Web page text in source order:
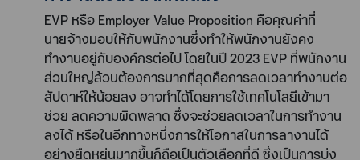
EVP หรือ Employer Value Proposition คือคุณค่าที่
นายจ้างมอบให้กับพนักงานซึ่งทำให้พนักงานยังคง
ทำงานอยู่กับองค์กรต่อไป โดยในปี 2023 EVP ที่พนักงาน
ส่วนใหญ่ล้วนต้องการมากที่สุดคือการลดเวลาทำงานต่อ
สัปดาห์ให้น้อยลง อาจทำได้โดยการใช้เทคโนโลยีเข้ามา
ช่วย ลดความผิดพลาด ซึ่งจะช่วยลดเวลาในการทำงาน
ลงได้ หรือในอีกทางหนึ่งการให้โอกาสในการลางานได้
อย่างยืดหยุ่นมากขึ้นก็ถือเป็นตัวเลือกที่ดี ซึ่งเป็นการบ่ง